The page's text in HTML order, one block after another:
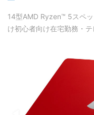
14型AMD Ryzen™ 5スペ
け初心者向け在宅勤務・テ